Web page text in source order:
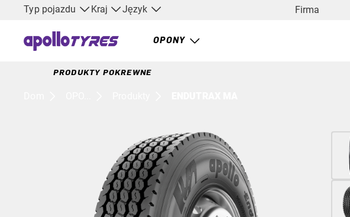
Typ pojazdu Kraj Język Firma
OPONY
PRODUKTY POKREWNE